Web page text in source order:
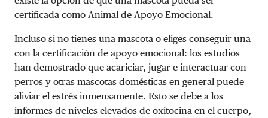
certificada como Animal de Apoyo Emocional.
Incluso si no tienes una mascota o eliges conseguir una
con la certificación de apoyo emocional: los estudios
han demostrado que acariciar, jugar e interactuar con
perros y otras mascotas domésticas en general puede
aliviar el estrés inmensamente. Esto se debe a los
informes de niveles elevados de oxitocina en el cuerpo,